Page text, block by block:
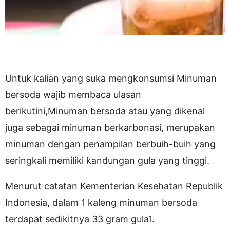
Untuk kalian yang suka mengkonsumsi Minuman
bersoda wajib membaca ulasan
berikutini,Minuman bersoda atau yang dikenal
juga sebagai minuman berkarbonasi, merupakan
minuman dengan penampilan berbuih-buih yang
seringkali memiliki kandungan gula yang tinggi.
Menurut catatan Kementerian Kesehatan Republik
Indonesia, dalam 1 kaleng minuman bersoda
terdapat sedikitnya 33 gram gula1.